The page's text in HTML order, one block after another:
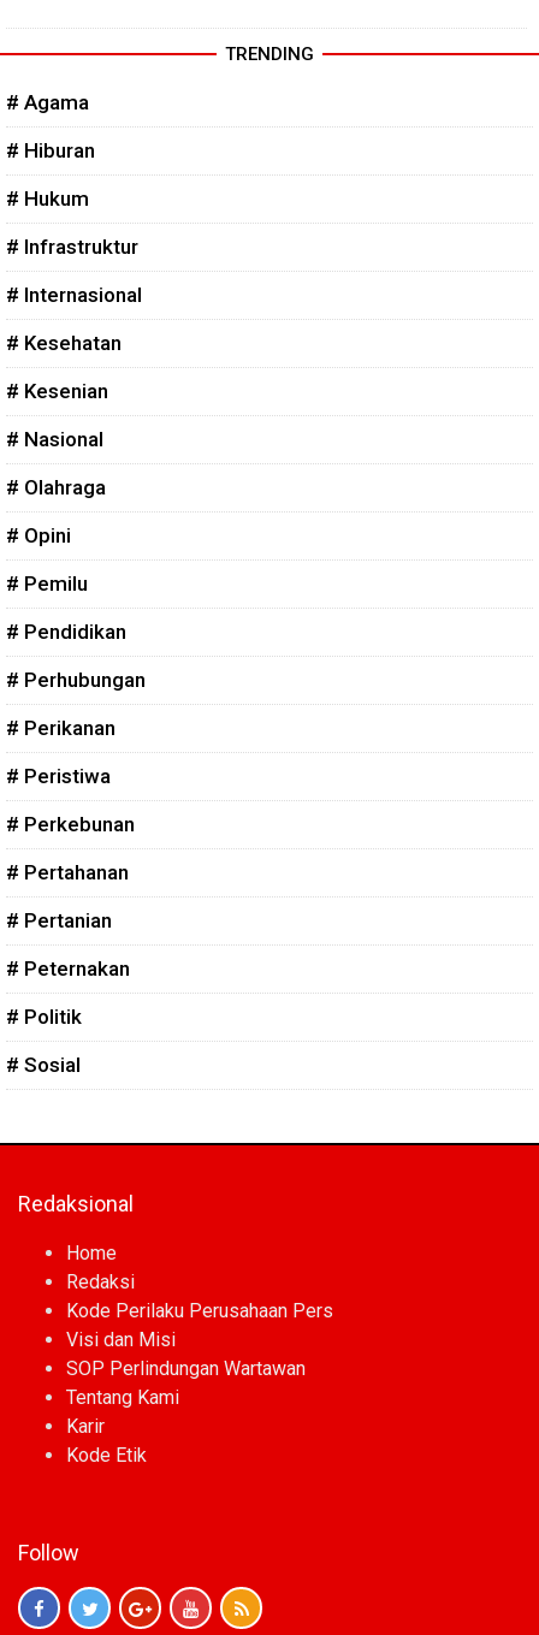
TRENDING
# Agama
# Hiburan
# Hukum
# Infrastruktur
# Internasional
# Kesehatan
# Kesenian
# Nasional
# Olahraga
# Opini
# Pemilu
# Pendidikan
# Perhubungan
# Perikanan
# Peristiwa
# Perkebunan
# Pertahanan
# Pertanian
# Peternakan
# Politik
# Sosial
Redaksional
Home
Redaksi
Kode Perilaku Perusahaan Pers
Visi dan Misi
SOP Perlindungan Wartawan
Tentang Kami
Karir
Kode Etik
Follow